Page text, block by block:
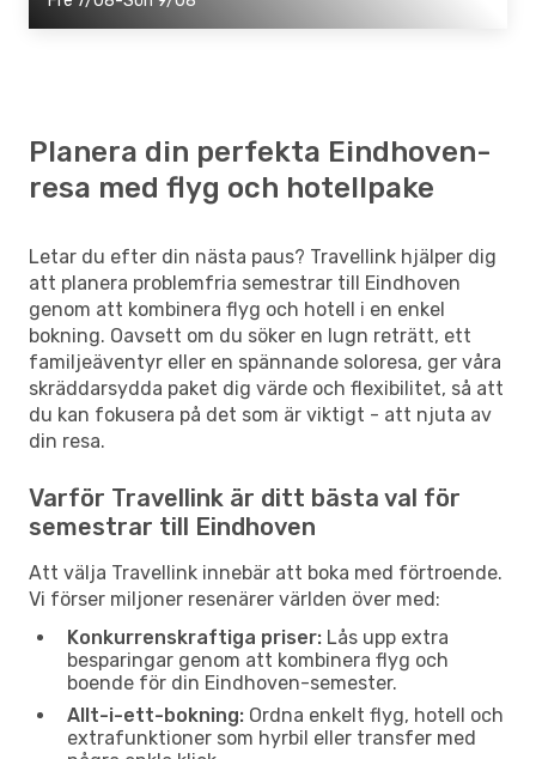
Planera din perfekta Eindhoven-
resa med flyg och hotellpake
Letar du efter din nästa paus? Travellink hjälper dig
att planera problemfria semestrar till Eindhoven
genom att kombinera flyg och hotell i en enkel
bokning. Oavsett om du söker en lugn reträtt, ett
familjeäventyr eller en spännande soloresa, ger våra
skräddarsydda paket dig värde och flexibilitet, så att
du kan fokusera på det som är viktigt - att njuta av
din resa.
Varför Travellink är ditt bästa val för
semestrar till Eindhoven
Att välja Travellink innebär att boka med förtroende.
Vi förser miljoner resenärer världen över med:
Konkurrenskraftiga priser: Lås upp extra
besparingar genom att kombinera flyg och
boende för din Eindhoven-semester.
Allt-i-ett-bokning: Ordna enkelt flyg, hotell och
extrafunktioner som hyrbil eller transfer med